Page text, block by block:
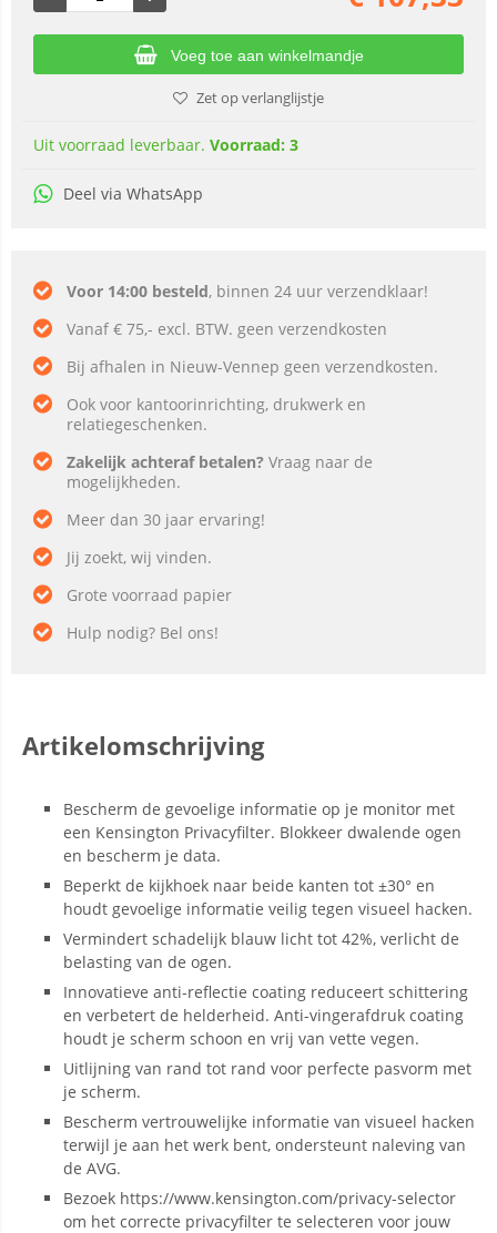
Voeg toe aan winkelmandje
Zet op verlanglijstje
Uit voorraad leverbaar. Voorraad: 3
Deel via WhatsApp
Voor 14:00 besteld, binnen 24 uur verzendklaar!
Vanaf € 75,- excl. BTW. geen verzendkosten
Bij afhalen in Nieuw-Vennep geen verzendkosten.
Ook voor kantoorinrichting, drukwerk en
relatiegeschenken.
Zakelijk achteraf betalen? Vraag naar de
mogelijkheden.
Meer dan 30 jaar ervaring!
Jij zoekt, wij vinden.
Grote voorraad papier
Hulp nodig? Bel ons!
Artikelomschrijving
Bescherm de gevoelige informatie op je monitor met
een Kensington Privacyfilter. Blokkeer dwalende ogen
en bescherm je data.
Beperkt de kijkhoek naar beide kanten tot ±30° en
houdt gevoelige informatie veilig tegen visueel hacken.
Vermindert schadelijk blauw licht tot 42%, verlicht de
belasting van de ogen.
Innovatieve anti-reflectie coating reduceert schittering
en verbetert de helderheid. Anti-vingerafdruk coating
houdt je scherm schoon en vrij van vette vegen.
Uitlijning van rand tot rand voor perfecte pasvorm met
je scherm.
Bescherm vertrouwelijke informatie van visueel hacken
terwijl je aan het werk bent, ondersteunt naleving van
de AVG.
Bezoek https://www.kensington.com/privacy-selector
om het correcte privacyfilter te selecteren voor jouw